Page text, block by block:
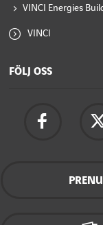
VINCI Energies
VINCI
FÖLJ OSS